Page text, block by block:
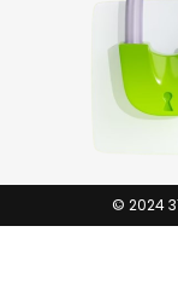
© 2024